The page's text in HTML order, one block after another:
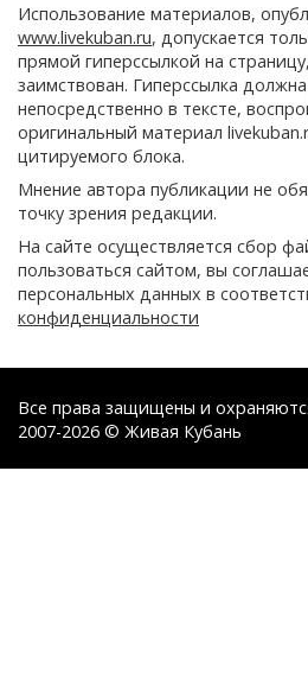
Использование материалов,
www.livekuban.ru, допускается
прямой гиперссылкой на
заимствован. Гиперссылка
непосредственно в тексте,
оригинальный материал
цитируемого блока.
Мнение автора публикации не
точку зрения редакции.
На сайте осуществляется сбор
пользоваться сайтом, вы
персональных данных в
конфиденциальности
Все права защищены и
2007-2026 © Живая Кубань